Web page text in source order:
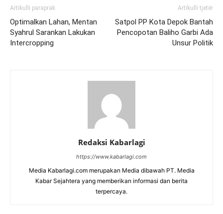
Artikulli paraprak
Optimalkan Lahan, Mentan
Syahrul Sarankan Lakukan
Intercropping
Artikulli tjetër
Satpol PP Kota Depok Bantah
Pencopotan Baliho Garbi Ada
Unsur Politik
Redaksi Kabarlagi
https://www.kabarlagi.com
Media Kabarlagi.com merupakan Media dibawah PT. Media
Kabar Sejahtera yang memberikan informasi dan berita
terpercaya.